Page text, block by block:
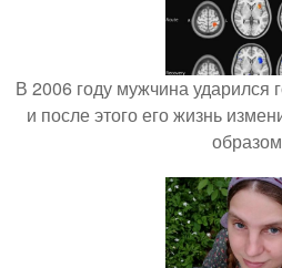
В 2006 году мужчина ударился
и после этого его жизнь